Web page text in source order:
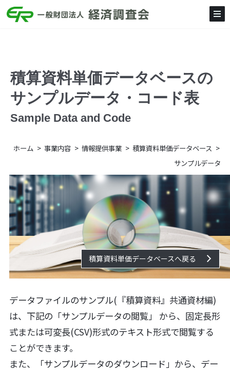
積算資料単価データベースの
サンプルデータ・コード表
Sample Data and Code
ホーム 事業内容 情報提供事業
積算資料単価データベース
サンプルデータ
積算資料単価データベースへ戻る
データファイルのサンプル(『積算資料』共通資材編)
は、下記の「サンプルデータの閲覧」 から、固定長形
式または可変長(CSV)形式のテキスト形式で閲覧する
ことができます。
また、「サンプルデータのダウンロード」から、デー